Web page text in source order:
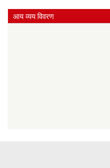
आय व्यय विवरण